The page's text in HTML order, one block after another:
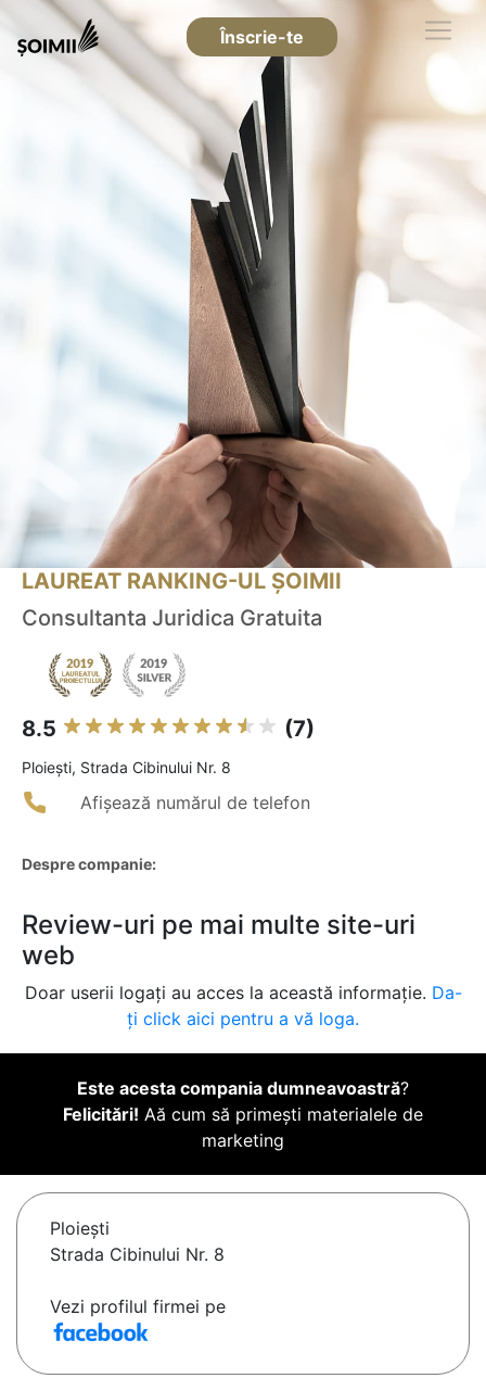
Înscrie-te
LAUREAT RANKING-UL ȘOIMII
Consultanta Juridica Gratuita
8.5 (7)
Ploieşti, Strada Cibinului Nr. 8
Afișează numărul de telefon
Despre companie:
Review-uri pe mai multe site-uri
web
Doar userii logați au acces la această informație. Da-
ți click aici pentru a vă loga.
Este acesta compania dumneavoastră?
Felicitări! Aă cum să primești materialele de
marketing
Ploieşti
Strada Cibinului Nr. 8
Vezi profilul firmei pe